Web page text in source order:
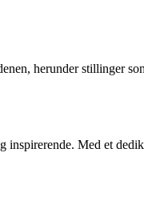
herunder stillinger
Med et